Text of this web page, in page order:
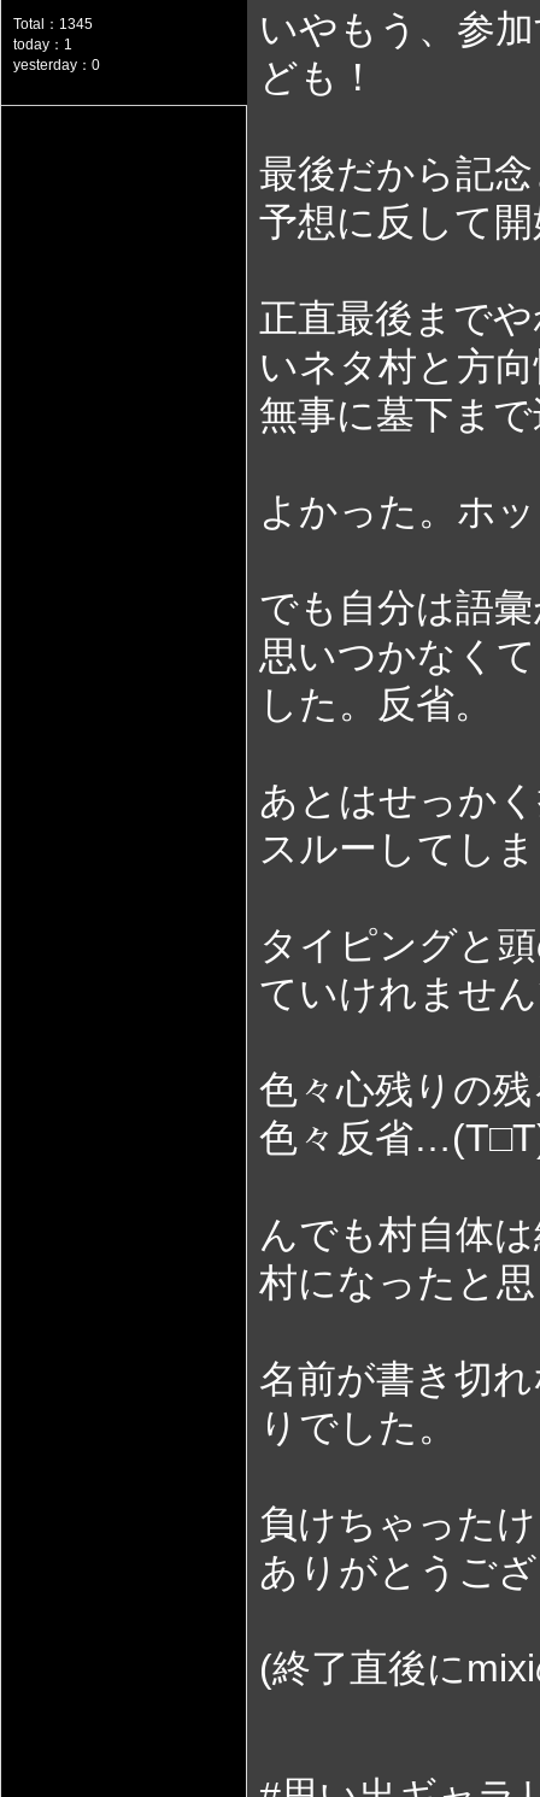
Total：1345
today：1
yesterday：0
いやもう、参
ども！
最後だから記
予想に反して
正直最後まで
いネタ村と方
無事に墓下ま
よかった。ホ
でも自分は語
思いつかなく
した。反省。
あとはせっか
スルーしてし
タイピングと
ていけれませ
色々心残りの
色々反省
んでも村自体
村になったと
名前が書き切
りでした。
負けちゃった
ありがとうご
(終了直後に